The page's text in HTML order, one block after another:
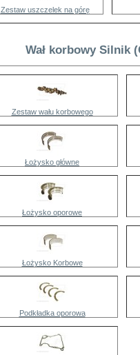
Zestaw uszczelek na górę
Wał korbowy Silnik
Zestaw wału korbowego
Łożysko główne
Łożysko oporowe
Łożysko Korbowe
Podkładka oporowa